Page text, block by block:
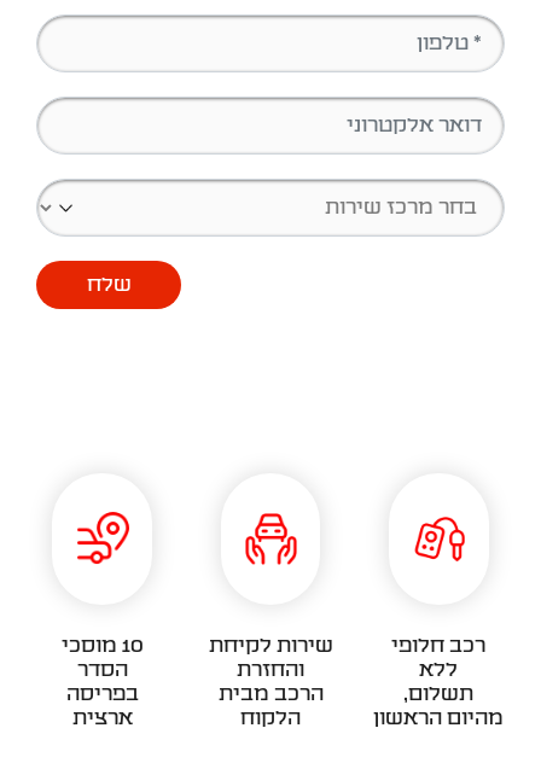
בחר מרכז שירות
בחר מרכז שירות
בחר מרכז שירות
שלח
רכב חלופי
ללא
תשלום,
מהיום הראשון
שירות לקיחת
והחזרת
הרכב מבית
הלקוח
10 מוסכי
הסדר
בפריסה
ארצית